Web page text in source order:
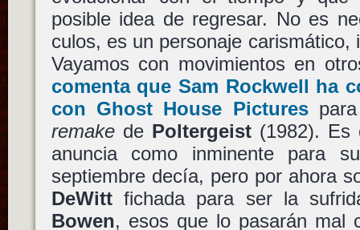
posible idea de regresar. No es
culos, es un personaje carismático,
Vayamos con movimientos en
comenta que Sam Rockwell ha
con Ghost House Picturespara
remakede Poltergeist(1982). Es
anuncia como inminente para
septiembre decía, pero por ahora
DeWittfichada para ser la
Bowen, esos que lo pasarán mal